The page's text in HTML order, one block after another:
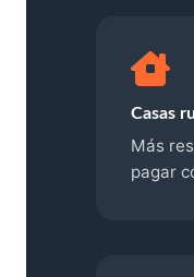
Casas
Más
pagar